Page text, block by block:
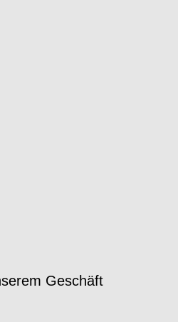
Geschäft